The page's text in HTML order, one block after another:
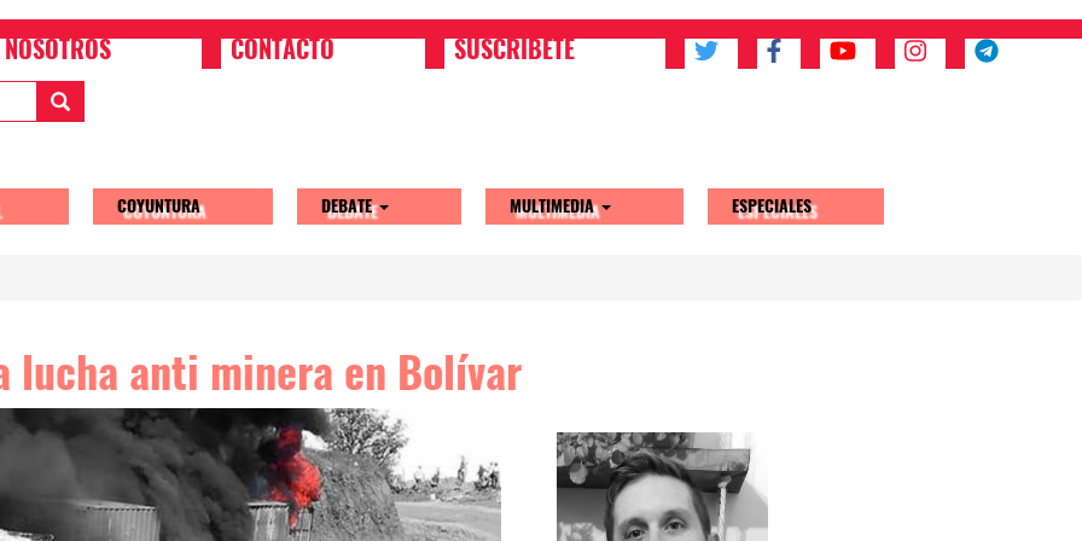
NOSOTROS CONTACTO SUSCRIBETE
COYUNTURA DEBATE MULTIMEDIA ESPECIALES
lucha anti minera en Bolívar